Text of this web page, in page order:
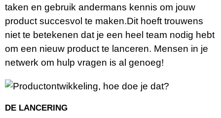
taken en gebruik andermans kennis om jouw
product succesvol te maken.Dit hoeft trouwens
niet te betekenen dat je een heel team nodig hebt
om een nieuw product te lanceren. Mensen in je
netwerk om hulp vragen is al genoeg!
DE LANCERING